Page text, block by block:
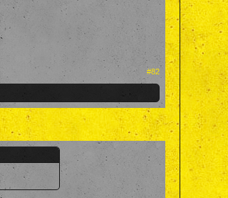
#82